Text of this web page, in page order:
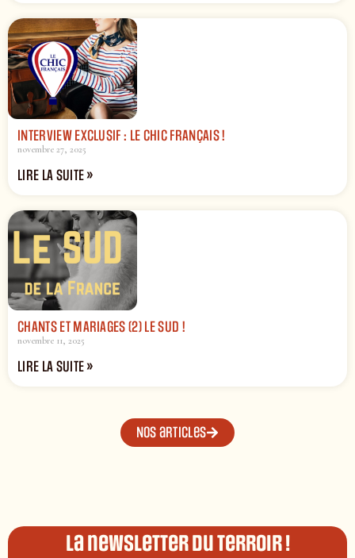
INTERVIEW EXCLUSIF : LE CHIC FRANÇAIS !
novembre 27, 2025
LIRE LA SUITE »
CHANTS ET MARIAGES (2) LE SUD !
novembre 11, 2025
LIRE LA SUITE »
Nos articles
La newsletter du terroir !